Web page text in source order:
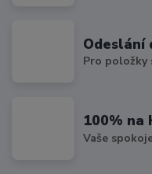
Odeslání
Pro položky
100% na
Vaše